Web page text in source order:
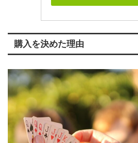
購入を決めた理由